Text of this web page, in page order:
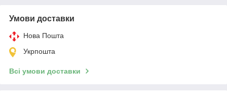
Умови доставки
Нова Пошта
Укрпошта
Всі умови доставки